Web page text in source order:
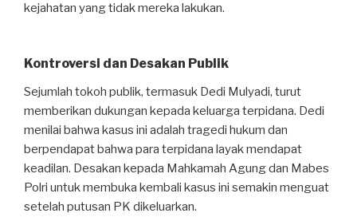
kejahatan yang tidak mereka lakukan.
Kontroversi dan Desakan Publik
Sejumlah tokoh publik, termasuk Dedi Mulyadi, turut
memberikan dukungan kepada keluarga terpidana. Dedi
menilai bahwa kasus ini adalah tragedi hukum dan
berpendapat bahwa para terpidana layak mendapat
keadilan. Desakan kepada Mahkamah Agung dan Mabes
Polri untuk membuka kembali kasus ini semakin menguat
setelah putusan PK dikeluarkan.